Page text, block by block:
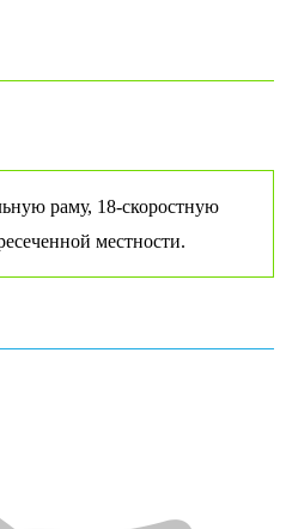
раму, 18-скоростную
местности.